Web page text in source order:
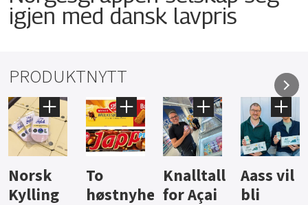
igjen med dansk lavpris
PRODUKTNYTT
Knalltall
for Açai
Aass vil
bli
Brus og
jus fra
Hard
iste fra